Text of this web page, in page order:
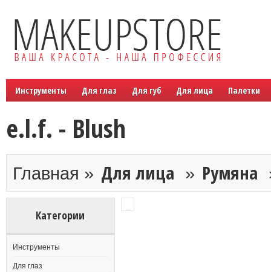
Инструменты Для глаз Для губ Для лица Палетки
e.l.f. - Blush
Главная » Для лица » Румяна
Категории
Инструменты
Для глаз